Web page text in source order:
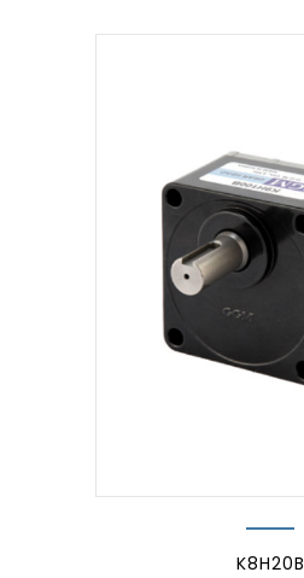
K8H20B